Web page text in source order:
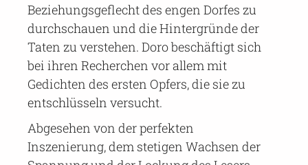
Beziehungsgeflecht des engen Dorfes zu
durchschauen und die Hintergründe der
Taten zu verstehen. Doro beschäftigt sich
bei ihren Recherchen vor allem mit
Gedichten des ersten Opfers, die sie zu
entschlüsseln versucht.
Abgesehen von der perfekten
Inszenierung, dem stetigen Wachsen der